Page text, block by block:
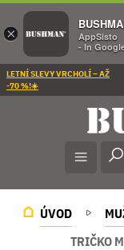
LETNÍ SLEVY VRCHOLÍ – AŽ
-70 %!☀️
ÚVOD
TRIČKO
×
AppSisto
- In